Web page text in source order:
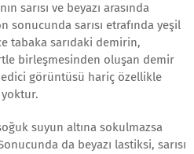
sarısı ve beyazı arasında
sonucunda sarısı etrafında yeşil
tabaka sarıdaki demirin,
birleşmesinden oluşan demir
görüntüsü hariç özellikle
yoktur.
suyun altına sokulmazsa
da beyazı lastiksi, sarısı